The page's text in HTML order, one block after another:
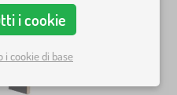
i cookie
cookie di base